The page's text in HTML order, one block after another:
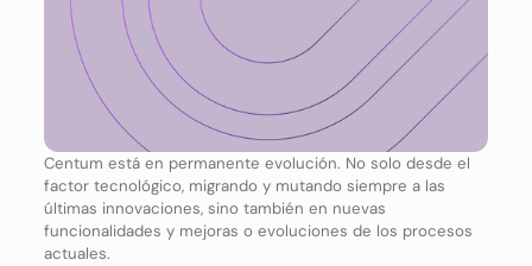
Centum está en permanente evolución. No solo desde el
factor tecnológico, migrando y mutando siempre a las
últimas innovaciones, sino también en nuevas
funcionalidades y mejoras o evoluciones de los procesos
actuales.